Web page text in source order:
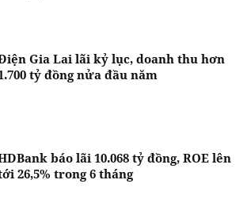
Gia Lai lãi kỷ lục, doanh thu hơn
tỷ đồng nửa đầu năm
báo lãi 10.068 tỷ đồng, ROE lên
26,5% trong 6 tháng